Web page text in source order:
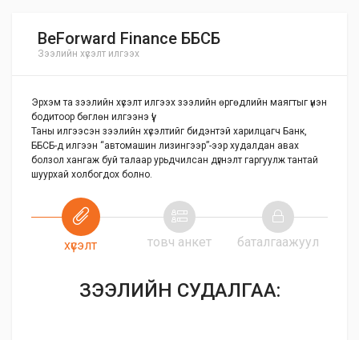
BeForward Finance ББСБ
Зээлийн хүсэлт илгээх
Эрхэм та зээлийн хүсэлт илгээх зээлийн өргөдлийн маягтыг үнэн
бодитоор бөглөн илгээнэ үү!
Таны илгээсэн зээлийн хүсэлтийг бидэнтэй харилцагч Банк,
ББСБ-д илгээн “автомашин лизингээр”-ээр худалдан авах
болзол хангаж буй талаар урьдчилсан дүгнэлт гаргуулж тантай
шуурхай холбогдох болно.
хүсэлт товч анкет баталгаажуул
ЗЭЭЛИЙН СУДАЛГАА: